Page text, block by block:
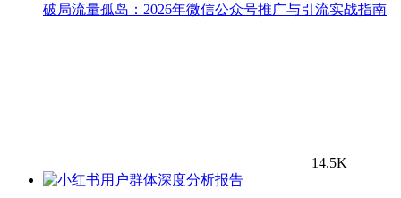
破局流量孤岛：2026年微信公众号推广与引流实战指南
14.5K